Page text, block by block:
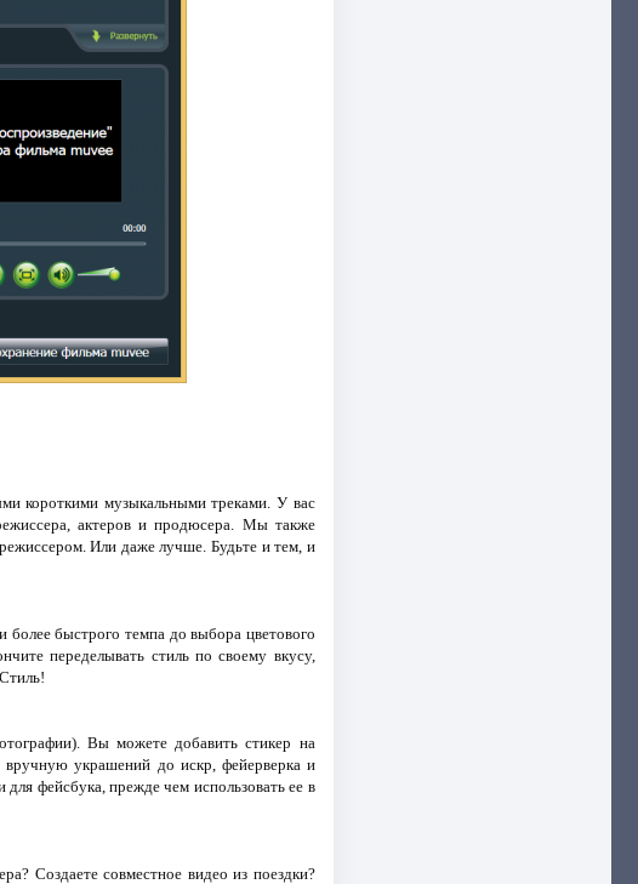
короткими музыкальными треками. У вас
актеров и продюсера. Мы также
Или даже лучше. Будьте и тем, и
более быстрого темпа до выбора цветового
переделывать стиль по своему вкусу,
Вы можете добавить стикер на
вручную украшений до искр, фейерверка и
фейсбука, прежде чем использовать ее в
Создаете совместное видео из поездки?